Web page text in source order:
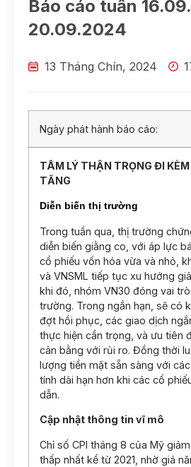
Báo cáo tuần
20.09.2024
13 Tháng Chín, 2024
Ngày phát hành báo cáo:
TÂM LÝ THẬN TRỌNG ĐI
TĂNG
Diễn biến thị trường
Trong tuần qua, thị trường
diễn biến giằng co, với áp lực
cổ phiếu vốn hóa vừa và nhỏ,
và VNSML tiếp tục xu hướng
khi đó, nhóm VN30 đóng vai
trường. Trong ngắn hạn, sẽ có
đợt hồi phục, các giao dịch
thực hiện cẩn trọng, và ưu tiên
cân bằng với rủi ro. Đồng thời
lượng tiền mặt sẵn sàng với
tính dài hạn hơn khi các cổ
dẫn.
Cập nhật thông tin vĩ mô
Chỉ số CPI tháng 8 của Mỹ
thấp nhất kể từ 2021, nhờ giá